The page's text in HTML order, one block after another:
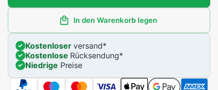
In den Warenkorb legen
Kostenloserversand*
Kostenlose Rücksendung*
Niedrige Preise